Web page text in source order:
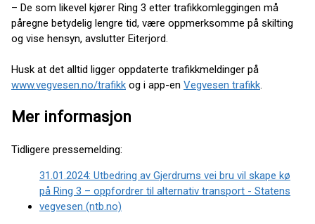
– De som likevel kjører Ring 3 etter trafikkomleggingen må
påregne betydelig lengre tid, være oppmerksomme på skilting
og vise hensyn, avslutter Eiterjord.
Husk at det alltid ligger oppdaterte trafikkmeldinger på
www.vegvesen.no/trafikk og i app-en Vegvesen trafikk.
Mer informasjon
Tidligere pressemelding:
31.01.2024: Utbedring av Gjerdrums vei bru vil skape kø
på Ring 3 – oppfordrer til alternativ transport - Statens
vegvesen (ntb.no)